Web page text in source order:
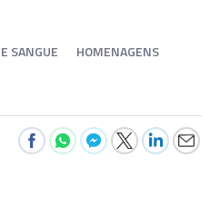
SANGUE
HOMENAGENS